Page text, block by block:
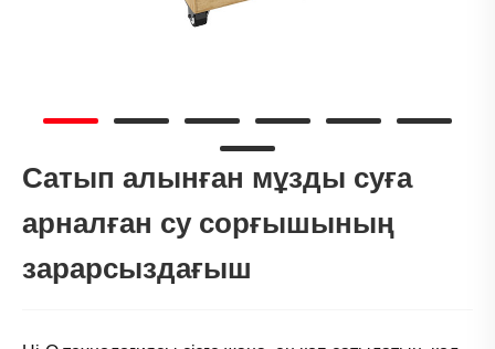
Сатып алынған мұзды суға
арналған су сорғышының
зарарсыздағыш